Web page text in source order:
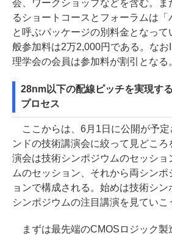
会、ワークショップなどを含む。ま
るショートコースとフォーラムは「
と呼ぶパッケージの別料金となっ
般参加料は2万2,000円である。な
理学会の会員は参加料が割引となる
28nm以下の配線ピッチを実現す
プロセス
ここからは、6月1日に公開が予定
ンドの技術講演会に絞って見どこ
演会は技術シンポジウムのセッショ
ムのセッション、それから両シン
ョンで構成される。始めは技術シン
シンポジウムの注目講演を見ていこ
まずは最先端のCMOSロジック製